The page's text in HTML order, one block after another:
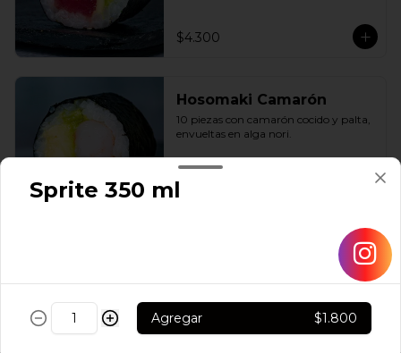
$4.300
Hosomaki Camarón
10 piezas con camarón cocido y palta,
envueltas en alga nori.
$4.300
Hosomaki Pollo Apanado
10 piezas con pollo apanado y queso
Sprite 350 ml
Agregar $1.800